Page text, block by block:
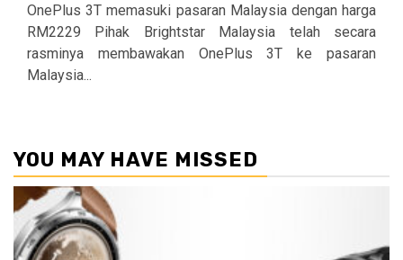
OnePlus 3T memasuki pasaran Malaysia dengan harga
RM2229 Pihak Brightstar Malaysia telah secara
rasminya membawakan OnePlus 3T ke pasaran
Malaysia...
YOU MAY HAVE MISSED